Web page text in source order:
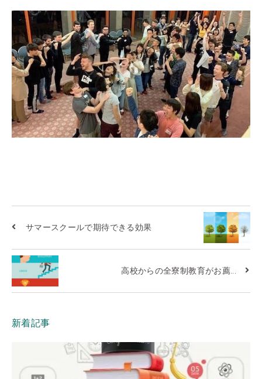
サマースクールで期待できる効果
高校からの全寮制教育がお薦...
新着記事